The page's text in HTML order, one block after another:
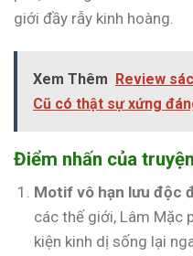
giới đầy rẫy kinh hoàng.
Xem Thêm Review
Cũ có thật sự xứng
Điểm nhấn của truyện
Motif vô hạn lưu độc
các thế giới, Lâm Mặc
kiện kinh dị sống lại